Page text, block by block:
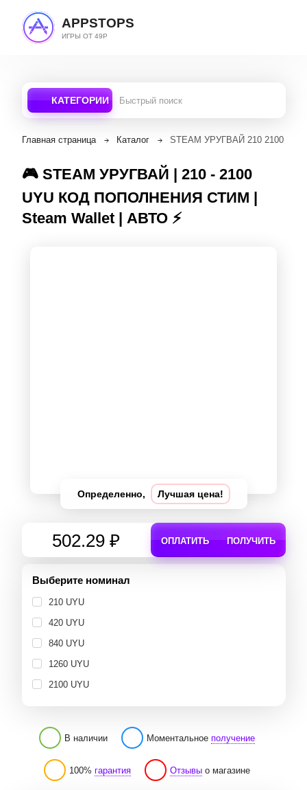
APPSTOPS
ИГРЫ ОТ 49Р
КАТЕГОРИИ
Главная страница Каталог STEAM УРУГВАЙ 210 2100
🎮 STEAM УРУГВАЙ | 210 - 2100
UYU КОД ПОПОЛНЕНИЯ СТИМ |
Steam Wallet | АВТО ⚡
Определенно, Лучшая цена!
502.29 ₽ ОПЛАТИТЬ ПОЛУЧИТЬ
Выберите номинал
210 UYU
420 UYU
840 UYU
1260 UYU
2100 UYU
В наличии Моментальное получение
100% гарантия Отзывыо магазине